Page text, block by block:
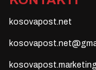
kosovapost.net